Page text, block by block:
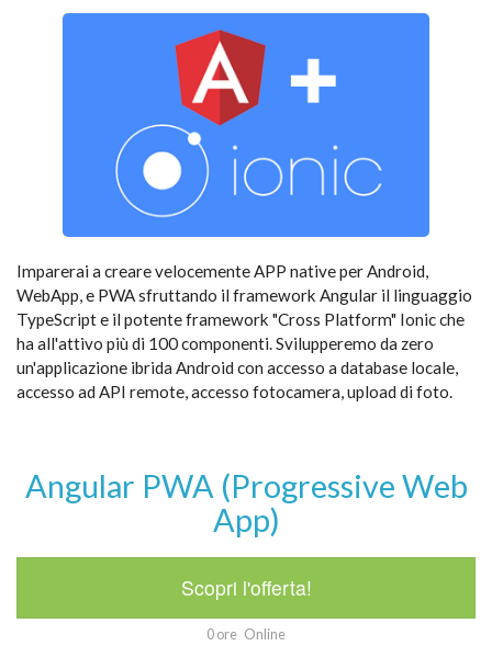
Imparerai a creare velocemente APP native per Android,
WebApp, e PWA sfruttando il framework Angular il linguaggio
TypeScript e il potente framework "Cross Platform" Ionic che
ha all'attivo più di 100 componenti. Svilupperemo da zero
un'applicazione ibrida Android con accesso a database locale,
accesso ad API remote, accesso fotocamera, upload di foto.
Angular PWA (Progressive Web
App)
Scopri l'offerta!
0 ore Online